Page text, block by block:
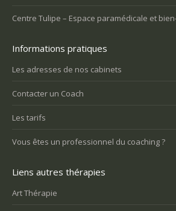
Centre Tulipe – Espace paramédicale et
Informations pratiques
Les adresses de nos cabinets
Contacter un Coach
Les tarifs
Vous êtes un professionnel du coaching ?
Liens autres thérapies
Art Thérapie